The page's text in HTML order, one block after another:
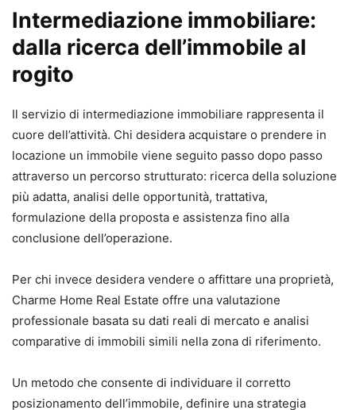
Intermediazione immobiliare:
dalla ricerca dell’immobile al
rogito
Il servizio di intermediazione immobiliare rappresenta il
cuore dell’attività. Chi desidera acquistare o prendere in
locazione un immobile viene seguito passo dopo passo
attraverso un percorso strutturato: ricerca della soluzione
più adatta, analisi delle opportunità, trattativa,
formulazione della proposta e assistenza fino alla
conclusione dell’operazione.
Per chi invece desidera vendere o affittare una proprietà,
Charme Home Real Estate offre una valutazione
professionale basata su dati reali di mercato e analisi
comparative di immobili simili nella zona di riferimento.
Un metodo che consente di individuare il corretto
posizionamento dell’immobile, definire una strategia